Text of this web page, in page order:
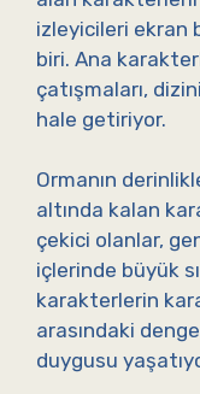
izleyicileri ekran
biri. Ana
çatışmaları,
hale getiriyor.
Ormanın
altında kalan
çekici olanlar,
içlerinde büyük
karakterlerin
arasındaki
duygusu